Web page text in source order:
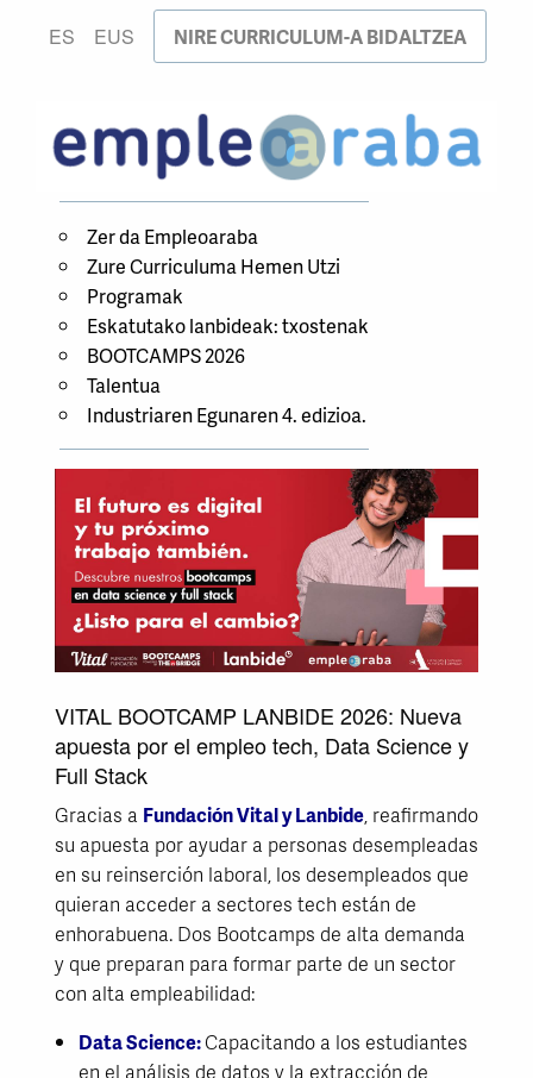
ES EUS NIRE CURRICULUM-A BIDALTZEA
Zer da Empleoaraba
Zure Curriculuma Hemen Utzi
Programak
Eskatutako lanbideak: txostenak
BOOTCAMPS 2026
Talentua
Industriaren Egunaren 4. edizioa.
VITAL BOOTCAMP LANBIDE 2026: Nueva
apuesta por el empleo tech, Data Science y
Full Stack
Gracias a Fundación Vital y Lanbide, reafirmando
su apuesta por ayudar a personas desempleadas
en su reinserción laboral, los desempleados que
quieran acceder a sectores tech están de
enhorabuena. Dos Bootcamps de alta demanda
y que preparan para formar parte de un sector
con alta empleabilidad:
Data Science:Capacitando a los estudiantes
en el análisis de datos y la extracción de